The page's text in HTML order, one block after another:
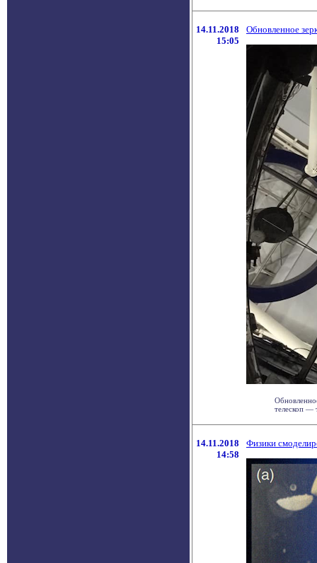
14.11.2018
15:05
Обновленное
телескоп —
14.11.2018
14:58
Физики